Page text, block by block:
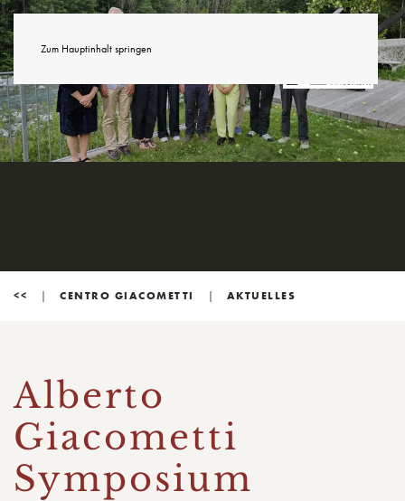
Zum Hauptinhalt springen
<< CENTRO GIACOMETTI AKTUELLES
Alberto
Giacometti
Symposium